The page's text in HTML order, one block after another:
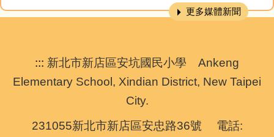
更多媒體新聞
::: 新北市新店區安坑國民小學 Ankeng
Elementary School, Xindian District, New Taipei
City.
231055新北市新店區安忠路36號 電話: